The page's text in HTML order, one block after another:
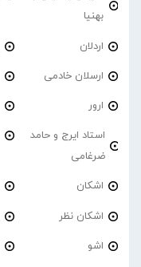
بهنیا
اردلان
ارسلان خادمی
ارور
استاد ایرج و حامد
ضرغامی
اشکان
اشکان نظر
اشو